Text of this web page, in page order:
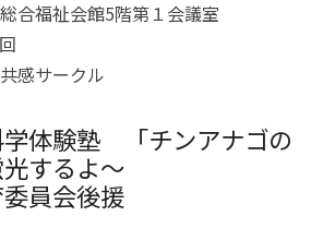
合福祉会館5階第１会議室
感サークル
体験塾 「チンアナゴの
するよ～
員会後援